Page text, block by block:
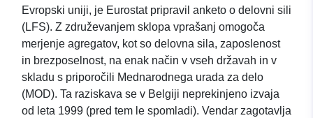
Evropski uniji, je Eurostat pripravil anketo o delovni sili
(LFS). Z združevanjem sklopa vprašanj omogoča
merjenje agregatov, kot so delovna sila, zaposlenost
in brezposelnost, na enak način v vseh državah in v
skladu s priporočili Mednarodnega urada za delo
(MOD). Ta raziskava se v Belgiji neprekinjeno izvaja
od leta 1999 (pred tem le spomladi). Vendar zagotavlja